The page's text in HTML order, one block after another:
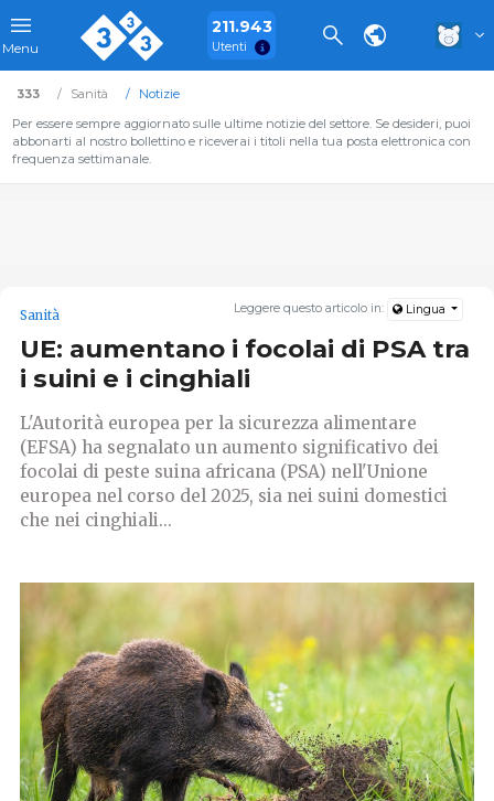
Menu
211.943
Utenti
333 Sanità
Notizie
Per essere sempre aggiornato sulle ultime notizie del settore. Se desideri, puoi
abbonarti al nostro bollettino e riceverai i titoli nella tua posta elettronica con
frequenza settimanale.
Leggere questo articolo in: Lingua
Sanità
UE: aumentano i focolai di PSA tra
i suini e i cinghiali
L'Autorità europea per la sicurezza alimentare
(EFSA) ha segnalato un aumento significativo dei
focolai di peste suina africana (PSA) nell'Unione
europea nel corso del 2025, sia nei suini domestici
che nei cinghiali...